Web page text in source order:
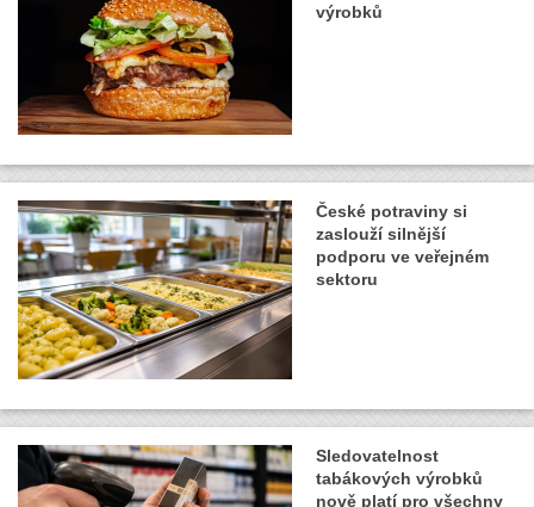
výrobků
České potraviny si
zaslouží silnější
podporu ve veřejném
sektoru
Sledovatelnost
tabákových výrobků
nově platí pro všechny